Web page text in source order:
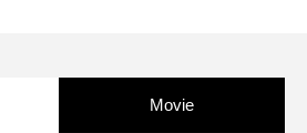
Movie